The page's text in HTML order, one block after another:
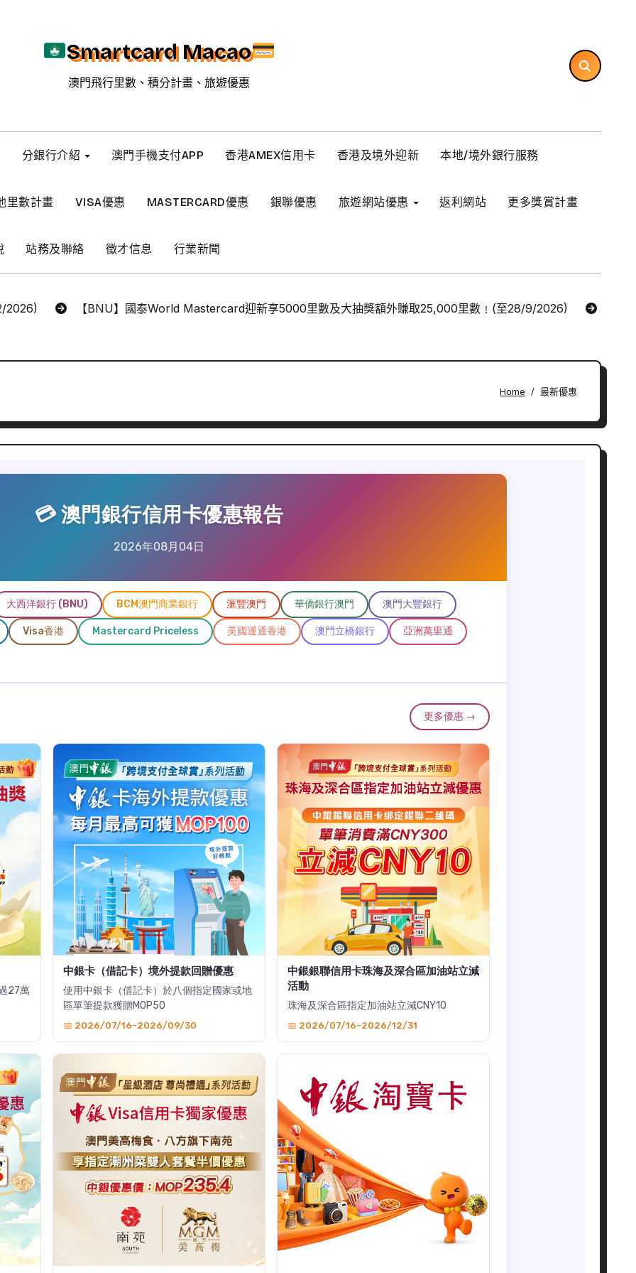
Smartcard Macao
澳門飛行里數、積分計畫、旅遊優惠
分銀行介紹 澳門手機支付APP 香港AMEX信用卡 香港及境外迎新 本地/境外銀行服務
里數計畫 VISA優惠 MASTERCARD優惠 銀聯優惠 旅遊網站優惠 返利網站 更多獎賞計畫
站務及聯絡 徵才信息 行業新聞
2026) 【BNU】國泰World Mastercard迎新享5000里數及大抽獎額外賺取25,000里數﹗(至28/9/2026)
Home 最新優惠